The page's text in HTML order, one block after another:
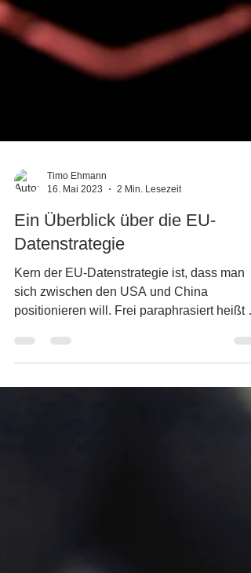
16. Mai 2023
2 Min. Lesezeit
Ein Überblick über die EU-
Datenstrategie
Kern der EU-Datenstrategie ist, dass man
positionieren will. Frei paraphrasiert heißt
(S. 5): In den...